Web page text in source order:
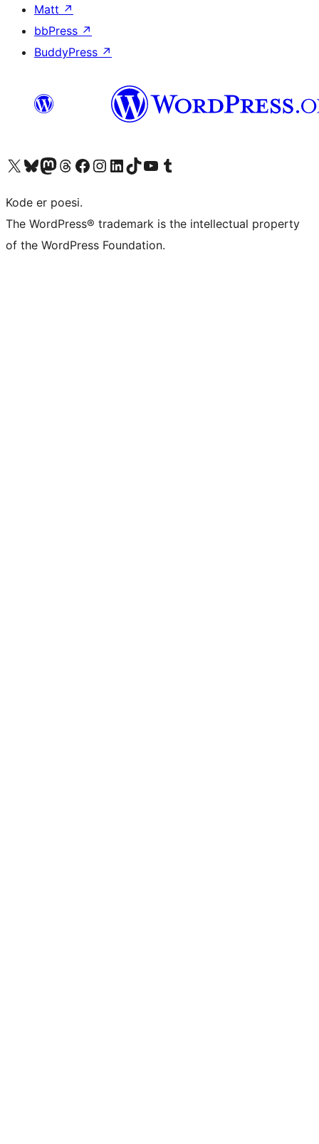
Matt ↗
bbPress ↗
BuddyPress ↗
Besøk vår konto på X Visit our Bluesky account
Besøk vår Mastodon-konto
Visit our Threads account
Besøk vår Facebook-sideBesøk vår Instagram-konto
Besøk vår LinkedIn-konto
Visit our TikTok account
Visit our YouTube channel
Visit our Tumblr account
Kode er poesi.
The WordPress® trademark is the intellectual property
of the WordPress Foundation.